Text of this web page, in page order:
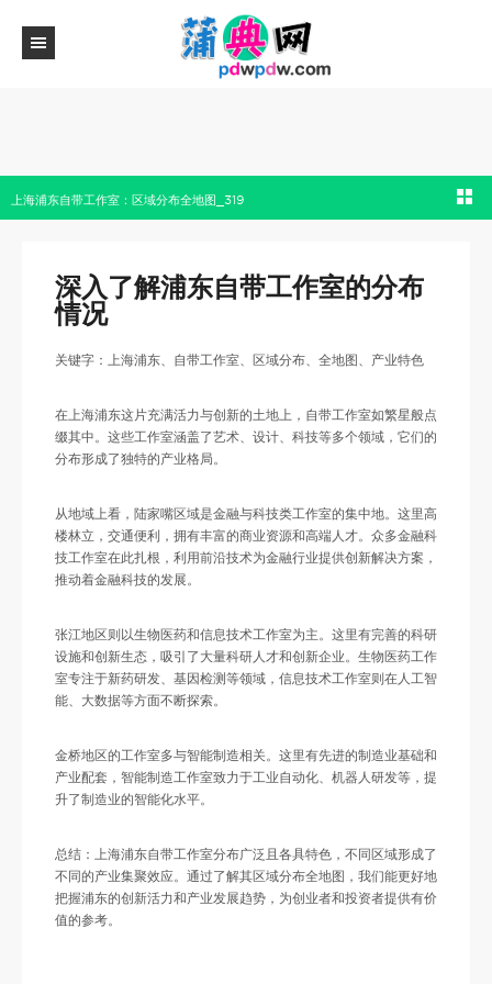
上海浦东自带工作室：区域分布全地图_319
深入了解浦东自带工作室的分布
情况
关键字：上海浦东、自带工作室、区域分布、全地图、产业特色
在上海浦东这片充满活力与创新的土地上，自带工作室如繁星般点
缀其中。这些工作室涵盖了艺术、设计、科技等多个领域，它们的
分布形成了独特的产业格局。
从地域上看，陆家嘴区域是金融与科技类工作室的集中地。这里高
楼林立，交通便利，拥有丰富的商业资源和高端人才。众多金融科
技工作室在此扎根，利用前沿技术为金融行业提供创新解决方案，
推动着金融科技的发展。
张江地区则以生物医药和信息技术工作室为主。这里有完善的科研
设施和创新生态，吸引了大量科研人才和创新企业。生物医药工作
室专注于新药研发、基因检测等领域，信息技术工作室则在人工智
能、大数据等方面不断探索。
金桥地区的工作室多与智能制造相关。这里有先进的制造业基础和
产业配套，智能制造工作室致力于工业自动化、机器人研发等，提
升了制造业的智能化水平。
总结：上海浦东自带工作室分布广泛且各具特色，不同区域形成了
不同的产业集聚效应。通过了解其区域分布全地图，我们能更好地
把握浦东的创新活力和产业发展趋势，为创业者和投资者提供有价
值的参考。